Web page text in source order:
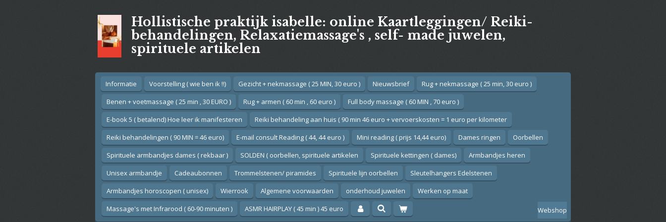
Hollistische praktijk isabelle: online Kaartleggingen/ Reiki-
behandelingen, Relaxatiemassage's , self- made juwelen,
spirituele artikelen
Informatie Voorstelling ( wie ben ik !!) Gezicht + nekmassage ( 25 MIN, 30 euro ) Nieuwsbrief
Rug + nekmassage ( 25 min, 30 euro )
Benen + voetmassage ( 25 min , 30 EURO )
Rug + armen ( 60 min , 60 euro )
Full body massage ( 60 MIN , 70 euro )
E-book 5 ( betalend) Hoe leer ik manifesteren
Reiki behandeling aan huis ( 90 min 46 euro + vervoerskosten = 1 euro per kilometer
Reiki behandelingen ( 90 MIN = 46 euro)
E-mail consult Reading ( 44, 44 euro ) Mini reading ( prijs 14,44 euro) Dames ringen
Oorbellen
Spirituele armbandjes dames ( rekbaar )
SOLDEN ( oorbellen, spirituele artikelen Spirituele kettingen ( dames)
Armbandjes heren
Unisex armbandje
Cadeaubonnen Trommelstenen/ piramides Spirituele lijn oorbellen
Sleutelhangers Edelstenen
Armbandjes horoscopen ( unisex)
Wierrook Algemene voorwaarden onderhoud juwelen
Werken op maat
Massage's met Infrarood ( 60-90 minuten )
ASMR HAIRPLAY ( 45 min ) 45 euro Webshop